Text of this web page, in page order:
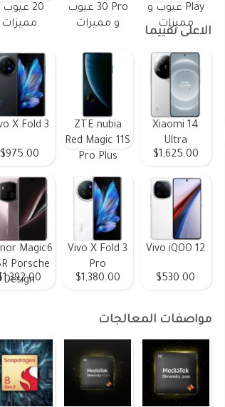
Play عيوب و
مميزات
30 Pro عيوب
و مميزات
20
مميزات
الاعلى تقييما
Xiaomi 14
Ultra
$1,625.00
ZTE nubia
Red Magic 11S
Pro Plus
X Fold 3
$975.00
Vivo iQOO 12
$530.00
Vivo X Fold 3
Pro
$1,380.00
Magic6
Porsche
Design
مواصفات المعالجات